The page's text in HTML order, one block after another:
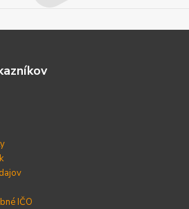
IČO